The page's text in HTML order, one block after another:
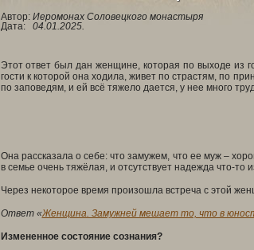
Автор: Иеромонах Соловецкого монастыря
Дата:
04.01.2025.
Этот ответ был дан женщине, которая по выходе из
гости к которой она ходила, живет по страстям, по
по заповедям, и ей всё тяжело дается, у нее много
Она рассказала о себе: что замужем, что ее муж –
в семье очень тяжёлая, и отсутствует надежда что-то
Через некоторое время произошла встреча с этой
Ответ «Женщина. Замужней мешает то, что в
Измененное состояние сознания?